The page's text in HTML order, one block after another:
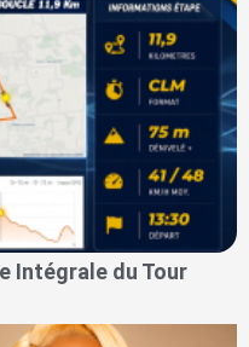
Intégrale du Tour